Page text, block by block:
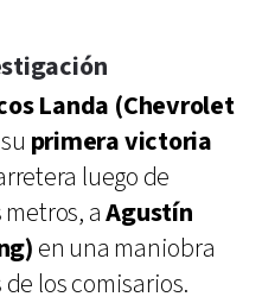
Landa (Chevrolet
primera victoria
luego de
metros, aAgustín
en una maniobra
los comisarios.